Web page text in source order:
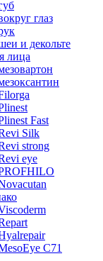
глаз
и декольте
лица
Fast
Silk
strong
eye
C71